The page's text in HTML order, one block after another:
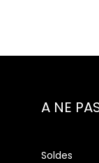
A NE
Soldes